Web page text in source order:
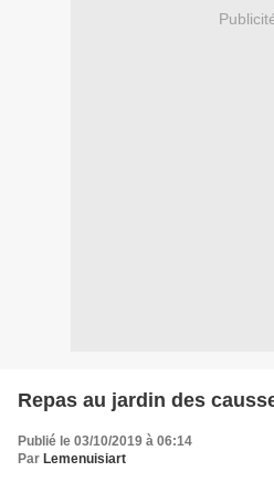
Repas au jardin des
Publié le 03/10/2019 à 06:14
Par Lemenuisiart